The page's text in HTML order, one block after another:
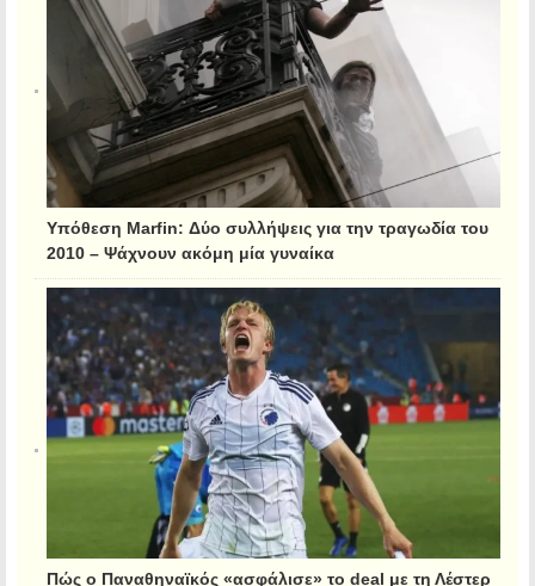
Υπόθεση Marfin: Δύο συλλήψεις για την τραγωδία του
2010 – Ψάχνουν ακόμη μία γυναίκα
Πώς ο Παναθηναϊκός «ασφάλισε» το deal με τη Λέστερ